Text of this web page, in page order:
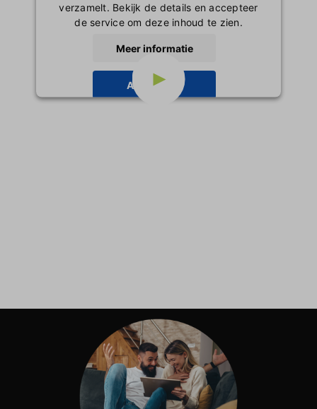
verzamelt. Bekijk de details en accepteer
de service om deze inhoud te zien.
Meer informatie
Accepteren